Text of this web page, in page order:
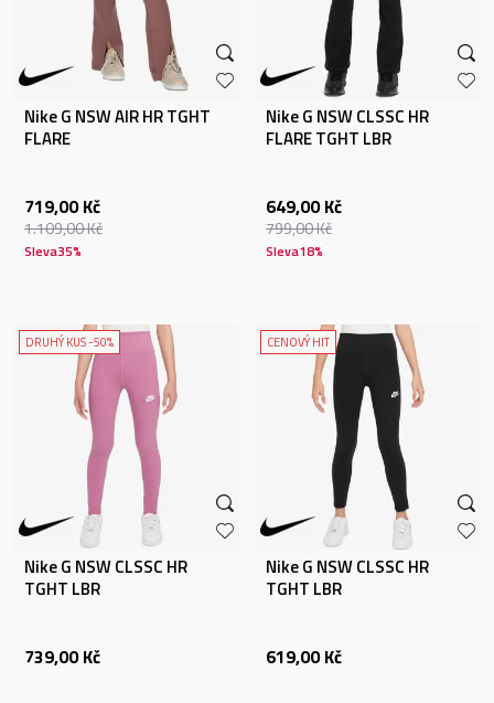
Nike G NSW AIR HR TGHT
FLARE
719,00 Kč
1.109,00Kč
Sleva35%
Nike G NSW CLSSC HR
FLARE TGHT LBR
649,00 Kč
799,00Kč
Sleva18%
DRUHÝ KUS -50%
Nike G NSW CLSSC HR
TGHT LBR
739,00 Kč
CENOVÝ HIT
Nike G NSW CLSSC HR
TGHT LBR
619,00 Kč